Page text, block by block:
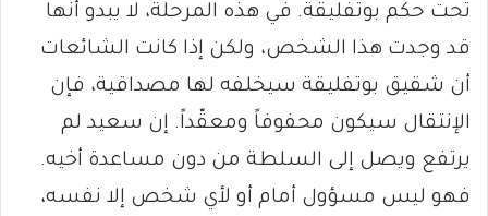
تحت حكم بوتفليقة. في هذه المرحلة، لا يبدو أنها
قد وجدت هذا الشخص، ولكن إذا كانت الشائعات
أن شقيق بوتفليقة سيخلفه لها مصداقية، فإن
الإنتقال سيكون محفوفاً ومعقّداً. إن سعيد لم
يرتفع ويصل إلى السلطة من دون مساعدة أخيه.
فهو ليس مسؤول أمام أو لأي شخص إلا نفسه،